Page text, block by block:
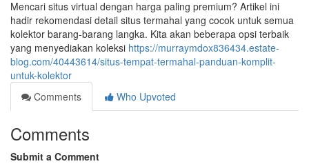
Mencari situs virtual dengan harga paling premium? Artikel ini
hadir rekomendasi detail situs termahal yang cocok untuk semua
kolektor barang-barang langka. Kita akan beberapa opsi terbaik
yang menyediakan koleksi https://murraymdox836434.estate-
blog.com/40443614/situs-tempat-termahal-panduan-komplit-
untuk-kolektor
Comments
Who Upvoted
Comments
Submit a Comment